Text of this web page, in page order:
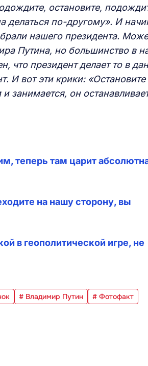
остановите,
делаться по-другому». И
нашего президента.
Путина, но большинство в
что президент делает то в
И вот эти крики: «Остановите
занимается, он
теперь там царит
на нашу сторону, вы
в геополитической игре, не
# Владимир Путин # Фотофакт